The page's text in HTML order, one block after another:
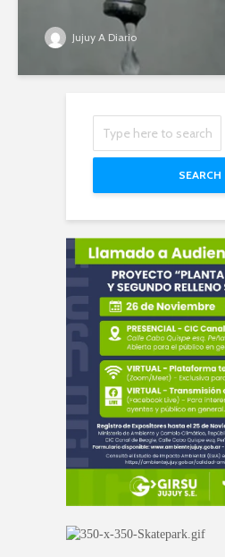
Jujuy A Diario
SEARCH